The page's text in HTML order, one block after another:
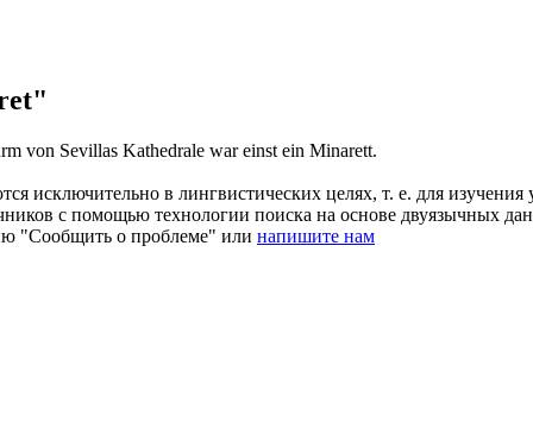
von Sevillas Kathedrale war einst ein Minarett.
исключительно в лингвистических целях, т. е. для
с помощью технологии поиска на основе двуязычных
"Сообщить о проблеме" или напишите нам